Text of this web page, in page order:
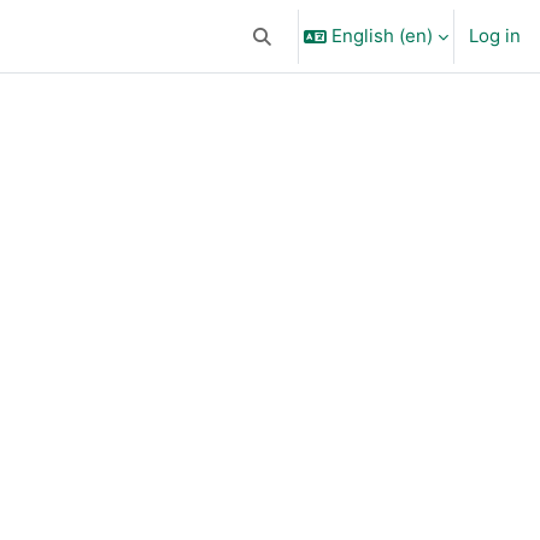
Toggle search input
English ‎(en)‎ Log in